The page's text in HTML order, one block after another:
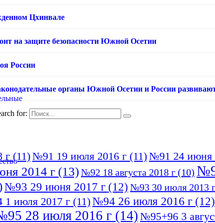
Цхинвале
на защите безопасности Южной Осетии
России
органы Южной Осетии и России
for:
г (11)№91 19 июля 2016 г (11)№91 24 июня
2014 г (13)№92 18 августа 2018 г (10)
№93 29 июня 2017 г (12) №93 30 июля 2013 г
июля 2017 г (11)№94 26 июля 2016 г (12)
28 июля 2016 г (14) №95+96 3